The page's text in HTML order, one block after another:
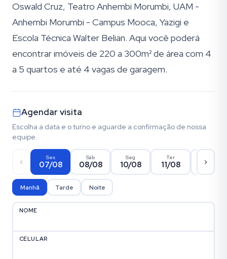
Oswald Cruz, Teatro Anhembi Morumbi, UAM -
Anhembi Morumbi - Campus Mooca, Yazigi e
Escola Técnica Walter Belian. Aqui você poderá
encontrar imóveis de 220 a 300m² de área com 4
a 5 quartos e até 4 vagas de garagem.
Agendar visita
Escolha a data e o turno e aguarde a confirmação de nossa
equipe.
Sex
07/08
Sáb
08/08
Seg
10/08
Ter
11/08 12/08
Manhã Tarde Noite
NOME
CELULAR